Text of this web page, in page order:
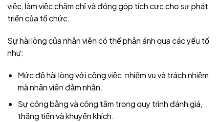
việc, làm việc chăm chỉ và đóng góp tích cực cho sự phát
triển của tổ chức.
Sự hài lòng của nhân viên có thể phản ánh qua các yếu tố
như:
Mức độ hài lòng với công việc, nhiệm vụ và trách nhiệm
mà nhân viên đảm nhận.
Sự công bằng và công tâm trong quy trình đánh giá,
thăng tiến và khuyến khích.